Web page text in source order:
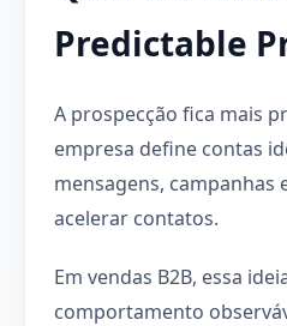
Predictable
A prospecção fica mais
empresa define contas
mensagens, campanhas
acelerar contatos.
Em vendas B2B, essa
comportamento